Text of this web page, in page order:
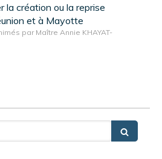
la création ou la reprise
et à Mayotte
par Maître Annie KHAYAT-